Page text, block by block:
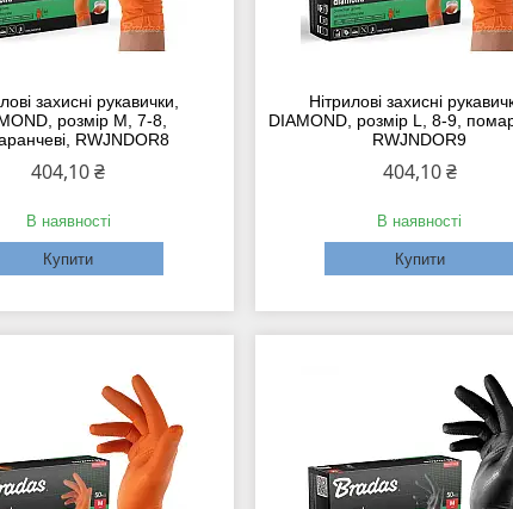
захисні рукавички,
розмір M, 7-8,
RWJNDOR8
404,10 ₴
В наявності
Купити
Нітрилові захисні
DIAMOND, розмір L, 8-9,
RWJNDOR9
404,10 ₴
В наявності
Купити